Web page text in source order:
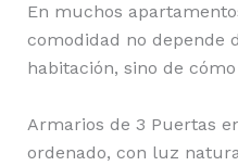
En muchos
comodidad no depende
habitación, sino de
Armarios de 3 Puertas
ordenado, con luz